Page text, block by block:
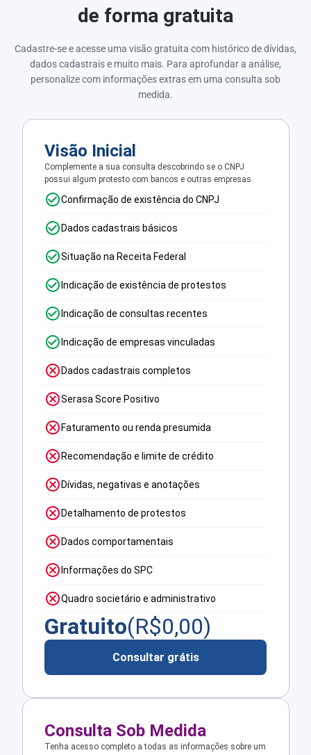
de forma gratuita
Cadastre-se e acesse uma visão gratuita com histórico de dívidas,
dados cadastrais e muito mais. Para aprofundar a análise,
personalize com informações extras em uma consulta sob
medida.
Visão Inicial
Complemente a sua consulta descobrindo se o CNPJ
possui algum protesto com bancos e outras empresas.
Confirmação de existência do CNPJ
Dados cadastrais básicos
Situação na Receita Federal
Indicação de existência de protestos
Indicação de consultas recentes
Indicação de empresas vinculadas
Dados cadastrais completos
Serasa Score Positivo
Faturamento ou renda presumida
Recomendação e limite de crédito
Dívidas, negativas e anotações
Detalhamento de protestos
Dados comportamentais
Informações do SPC
Quadro societário e administrativo
Gratuito(R$0,00)
Consultar grátis
Consulta Sob Medida
Tenha acesso completo a todas as informações sobre um